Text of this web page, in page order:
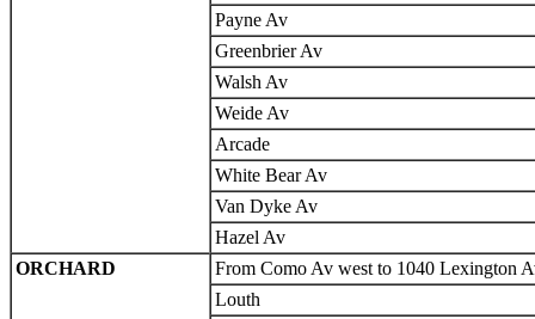
Payne Av
Greenbrier Av
Walsh Av
Weide Av
Arcade
White Bear Av
Van Dyke Av
Hazel Av
ORCHARD
From Como Av west to 1040 Lexington
Louth